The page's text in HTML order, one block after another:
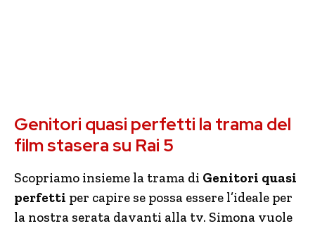
Genitori quasi perfetti la trama del
film stasera su Rai 5
Scopriamo insieme la trama di Genitori quasi
perfetti per capire se possa essere l’ideale per
la nostra serata davanti alla tv. Simona vuole